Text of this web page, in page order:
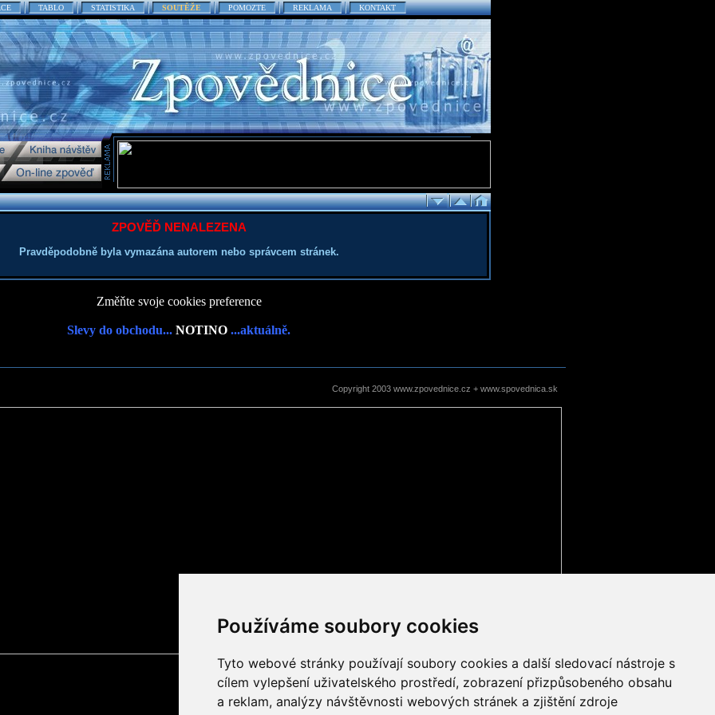
Používáme soubory cookies
Tyto webové stránky používají soubory cookies a další sledovací nástroje s
cílem vylepšení uživatelského prostředí, zobrazení přizpůsobeného obsahu
a reklam, analýzy návštěvnosti webových stránek a zjištění zdroje
TABLO STATISTIKA SOUTĚŽE POMOZTE REKLAMA KONTAKT
ZPOVĚĎ NENALEZENA
Pravděpodobně byla vymazána autorem nebo správcem stránek.
Změňte svoje cookies preference
Slevy do obchodu... NOTINO ...aktuálně.
Copyright 2003 www.zpovednice.cz + www.spovednica.sk